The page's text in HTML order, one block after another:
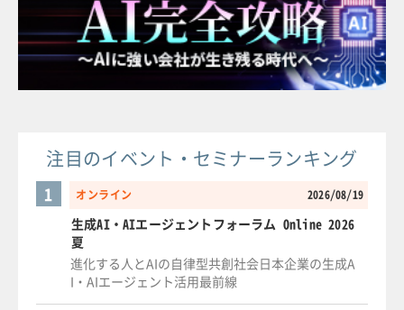
注目のイベント・セミナーランキング
オンライン 2026/08/19
1
生成AI・AIエージェントフォーラム Online 2026
夏
進化する人とAIの自律型共創社会日本企業の生成A
I・AIエージェント活用最前線